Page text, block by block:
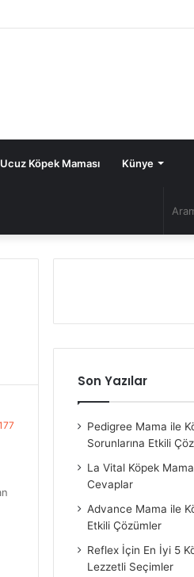
Ucuz Köpek Maması Künye
Son Yazılar
Pedigree Mama ile
Sorunlarına Etkili
La Vital Köpek
Cevaplar
Advance Mama ile
Etkili Çözümler
Reflex İçin En İyi 5
Lezzetli Seçimler